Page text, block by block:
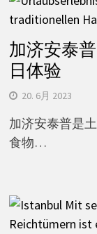
加济安泰
日体验
20. 6月 2023
加济安泰普是
食物…